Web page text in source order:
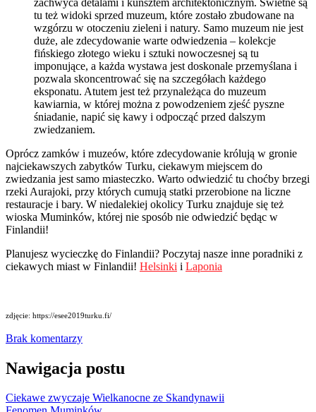
tu też widoki sprzed muzeum, które zostało zbudowane na
wzgórzu w otoczeniu zieleni i natury. Samo muzeum nie jest
duże, ale zdecydowanie warte odwiedzenia – kolekcje
fińskiego złotego wieku i sztuki nowoczesnej są tu
imponujące, a każda wystawa jest doskonale przemyślana i
pozwala skoncentrować się na szczegółach każdego
eksponatu. Atutem jest też przynależąca do muzeum
kawiarnia, w której można z powodzeniem zjeść pyszne
śniadanie, napić się kawy i odpocząć przed dalszym
zwiedzaniem.
Oprócz zamków i muzeów, które zdecydowanie królują w gronie
najciekawszych zabytków Turku, ciekawym miejscem do
zwiedzania jest samo miasteczko. Warto odwiedzić tu choćby brzegi
rzeki Aurajoki, przy których cumują statki przerobione na liczne
restauracje i bary. W niedalekiej okolicy Turku znajduje się też
wioska Muminków, której nie sposób nie odwiedzić będąc w
Finlandii!
Planujesz wycieczkę do Finlandii? Poczytaj nasze inne poradniki z
ciekawych miast w Finlandii! Helsinki i Laponia
zdjęcie: https://esee2019turku.fi/
Brak komentarzy
Nawigacja postu
Ciekawe zwyczaje Wielkanocne ze Skandynawii